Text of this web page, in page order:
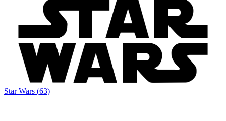
Star Wars (63)